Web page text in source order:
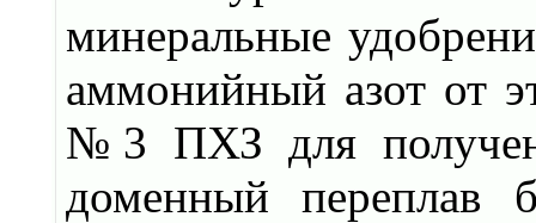
минеральные
аммонийный азот от
№3 ПХЗ для
доменный переплав